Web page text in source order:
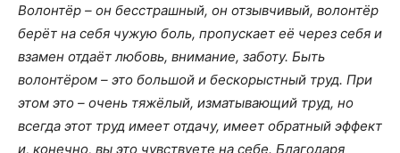
Волонтёр – он бесстрашный, он отзывчивый, волонтёр
берёт на себя чужую боль, пропускает её через себя и
взамен отдаёт любовь, внимание, заботу. Быть
волонтёром – это большой и бескорыстный труд. При
этом это – очень тяжёлый, изматывающий труд, но
всегда этот труд имеет отдачу, имеет обратный эффект
и, конечно, вы это чувствуете на себе. Благодаря